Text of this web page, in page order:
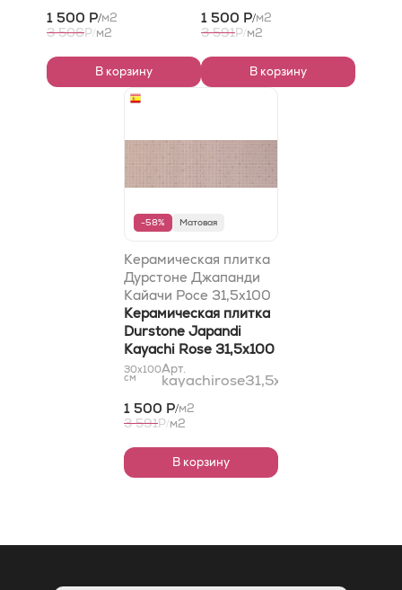
1 500 Р/м2
3 506Р/м2
В корзину
1 500 Р/м2
3 591Р/м2
В корзину
-58% Матовая
Керамическая плитка
Дурстоне Джапанди
Кайачи Росе 31,5x100
Керамическая плитка
Durstone Japandi
Kayachi Rose 31,5x100
30x100
см
Арт.
kayachirose31,5x100
1 500 Р/м2
3 591Р/м2
В корзину